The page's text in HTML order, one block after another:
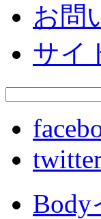
お問
サイ